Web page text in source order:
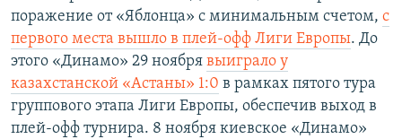
поражение от «Яблонца» с минимальным счетом, с
первого места вышло в плей-офф Лиги Европы. До
этого «Динамо» 29 ноября выиграло у
казахстанской «Астаны» 1:0 в рамках пятого тура
группового этапа Лиги Европы, обеспечив выход в
плей-офф турнира. 8 ноября киевское «Динамо»